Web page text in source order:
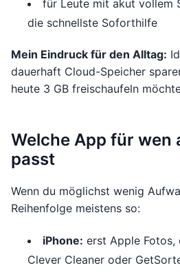
für Leute mit akut vollem
die schnellste Soforthilfe
Mein Eindruck für den Alltag:
dauerhaft Cloud-Speicher
heute 3 GB freischaufeln
Welche App für wen
passt
Wenn du möglichst wenig
Reihenfolge meistens so:
iPhone: erst Apple Fotos,
Clever Cleaner oder